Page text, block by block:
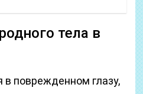
тела в
поврежденном глазу,